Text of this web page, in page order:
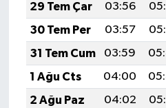
29 Tem Çar
03:56
30 Tem Per
03:57
31 Tem Cum
03:59
1 Ağu Cts
04:00
2 Ağu Paz
04:02